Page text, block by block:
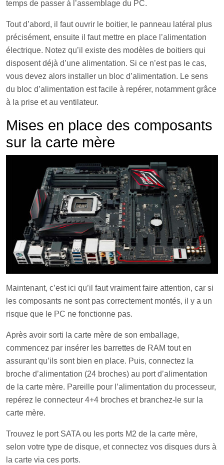
temps de passer à l’assemblage du PC.
Tout d’abord, il faut ouvrir le boitier, le panneau latéral plus
précisément, ensuite il faut mettre en place l’alimentation
électrique. Notez qu’il existe des modèles de boitiers qui
disposent déjà d’une alimentation. Si ce n’est pas le cas,
vous devez alors installer un bloc d’alimentation. Le sens
du bloc d’alimentation est facile à repérer, notamment grâce
à la prise et au ventilateur.
Mises en place des composants
sur la carte mère
Maintenant, c’est ici qu’il faut vraiment faire attention, car si
les composants ne sont pas correctement montés, il y a un
risque que le PC ne fonctionne pas.
Après avoir sorti la carte mère de son emballage,
commencez par insérer les barrettes de RAM tout en
assurant qu’ils sont bien en place. Puis, connectez la
broche d’alimentation (24 broches) au port d’alimentation
de la carte mère. Pareille pour l’alimentation du processeur,
repérez le connecteur 4+4 broches et branchez-le sur la
carte mère.
Trouvez le port SATA ou les ports M2 de la carte mère,
selon votre type de disque, et connectez vos disques durs à
la carte via ces ports.